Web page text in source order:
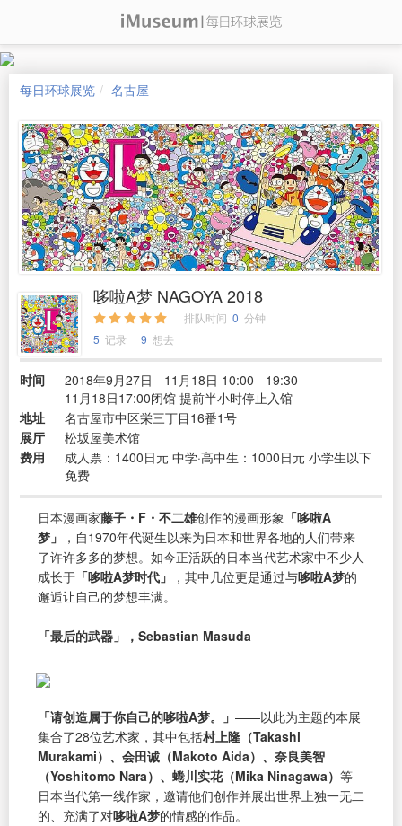
每日环球展览 名古屋
哆啦A梦 NAGOYA 2018
排队时间 0 分钟
5 记录 9 想去
时间
2018年9月27日 - 11月18日 10:00 - 19:30
11月18日17:00闭馆 提前半小时停止入馆
地址
名古屋市中区栄三丁目16番1号
展厅
松坂屋美术馆
费用
成人票：1400日元 中学·高中生：1000日元 小学生以下
免费
日本漫画家藤子・F・不二雄创作的漫画形象 「哆啦A
梦」
，自1970年代诞生以来为日本和世界各地的人们带来
了许许多多的梦想。如今正活跃的日本当代艺术家中不少人
成长于 「哆啦A梦时代」 ，其中几位更是通过与哆啦A梦的
邂逅让自己的梦想丰满。
「最后的武器」，Sebastian Masuda
「请创造属于你自己的哆啦A梦。」 ——以此为主题的本展
集合了28位艺术家，其中包括村上隆（Takashi
Murakami）、会田诚（Makoto Aida）、奈良美智
（Yoshitomo Nara）、蜷川实花（Mika Ninagawa） 等
日本当代第一线作家，邀请他们创作并展出世界上独一无二
的、充满了对哆啦A梦的情感的作品。